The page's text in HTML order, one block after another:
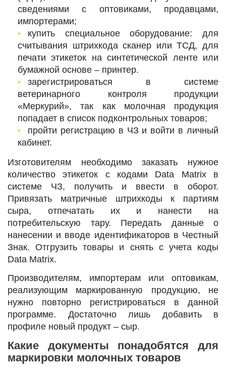
сведениями с оптовиками, продавцами,
импортерами;
купить специальное оборудование: для
считывания штрихкода сканер или ТСД, для
печати этикеток на синтетической ленте или
бумажной основе ‒ принтер.
зарегистрироваться в системе
ветеринарного контроля продукции
«Меркурий», так как молочная продукция
попадает в список подконтрольных товаров;
пройти регистрацию в ЧЗ и войти в личный
кабинет.
Изготовителям необходимо заказать нужное
количество этикеток с кодами Data Matrix в
системе ЧЗ, получить и ввести в оборот.
Привязать матричные штрихкоды к партиям
сыра, отпечатать их и нанести на
потребительскую тару. Передать данные о
нанесении и вводе идентификаторов в Честный
Знак. Отгрузить товары и снять с учета коды
Data Matrix.
Производителям, импортерам или оптовикам,
реализующим маркированную продукцию, не
нужно повторно регистрироваться в данной
программе. Достаточно лишь добавить в
профиле новый продукт ‒ сыр.
Какие документы понадобятся для
маркировки молочных товаров